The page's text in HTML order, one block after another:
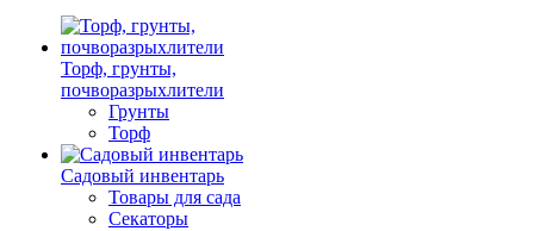
Торф, грунты,
почворазрыхлители
Грунты
Торф
Садовый инвентарь
Товары для сада
Секаторы